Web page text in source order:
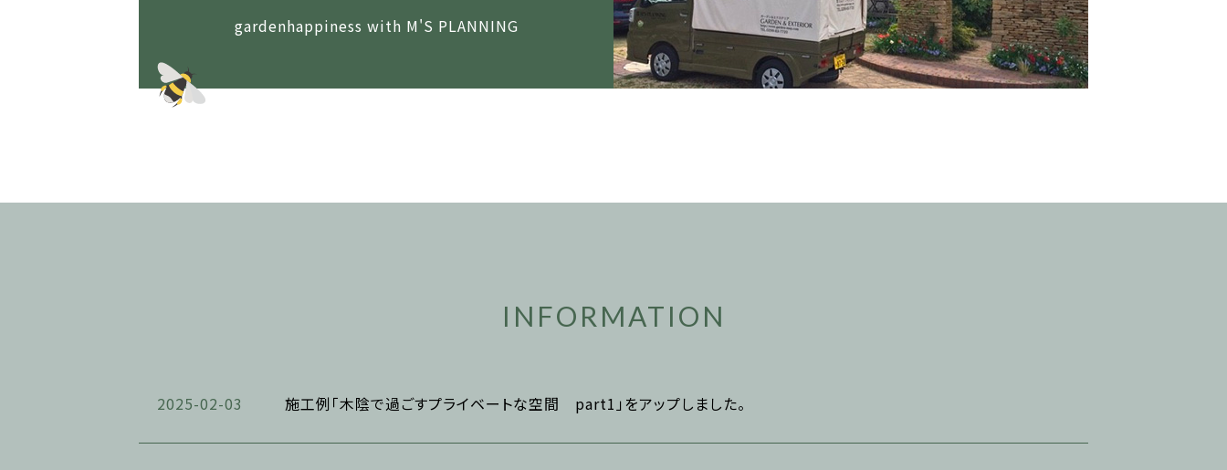
gardenhappiness with M'S PLANNING
INFORMATION
2025-02-03 施工例「木陰で過ごすプライベートな空間 part1」をアップしました。